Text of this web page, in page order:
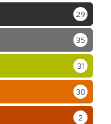
29
35
31
30
2